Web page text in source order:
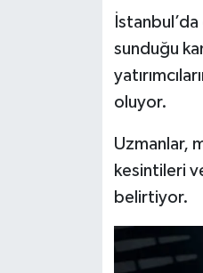
sunduğu
oluyor.
Uzmanlar,
kesintileri
belirtiyor.